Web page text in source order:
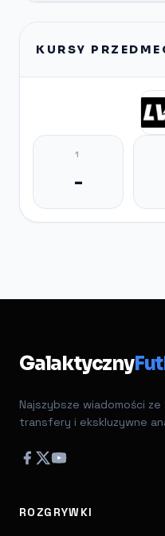
KURSY
1
-
Galaktyczny
Najszybsze wiadomości
transfery i ekskluzywne
ROZGRYWKI